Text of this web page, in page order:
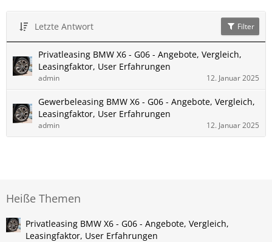
Letzte Antwort Filter
Privatleasing BMW X6 - G06 - Angebote, Vergleich,
Leasingfaktor, User Erfahrungen
admin 12. Januar 2025
Gewerbeleasing BMW X6 - G06 - Angebote, Vergleich,
Leasingfaktor, User Erfahrungen
admin 12. Januar 2025
Heiße Themen
Privatleasing BMW X6 - G06 - Angebote, Vergleich,
Leasingfaktor, User Erfahrungen